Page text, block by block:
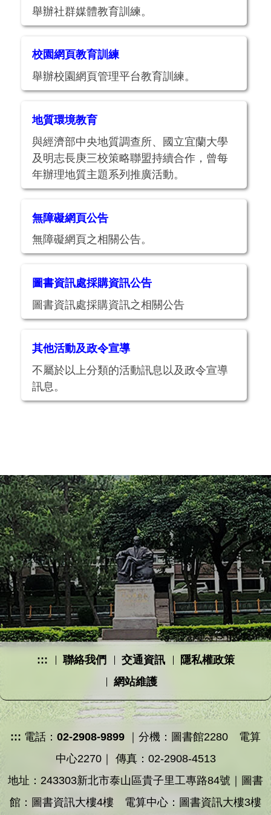
舉辦社群媒體教育訓練。
校園網頁教育訓練
舉辦校園網頁管理平台教育訓練。
地質環境教育
與經濟部中央地質調查所、國立宜蘭大學
及明志長庚三校策略聯盟持續合作，曾每
年辦理地質主題系列推廣活動。
無障礙網頁公告
無障礙網頁之相關公告。
圖書資訊處採購資訊公告
圖書資訊處採購資訊之相關公告
其他活動及政令宣導
不屬於以上分類的活動訊息以及政令宣導
訊息。
::: 聯絡我們 交通資訊
隱私權政策
網站維護
::: 電話： 02-2908-9899 ｜分機：圖書館2280 電算
中心2270｜ 傳真：02-2908-4513
地址：243303新北市泰山區貴子里工專路84號｜圖書
館：圖書資訊大樓4樓 電算中心：圖書資訊大樓3樓